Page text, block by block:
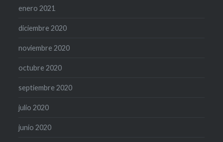
enero 2021
diciembre 2020
noviembre 2020
octubre 2020
septiembre 2020
julio 2020
junio 2020